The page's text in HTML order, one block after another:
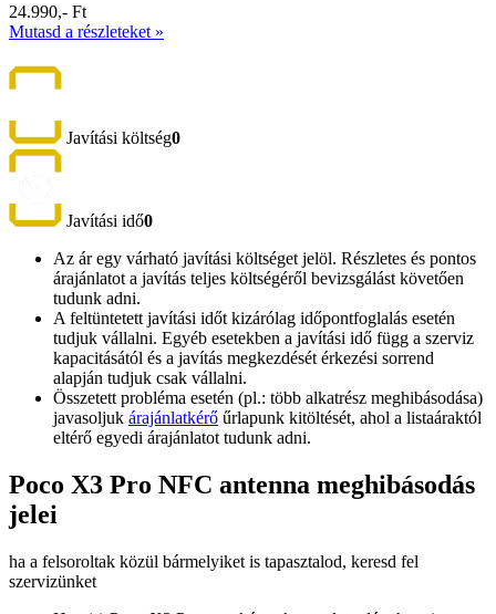
24.990,- Ft
Mutasd a részleteket »
Javítási költség0
Javítási idő0
Az ár egy várható javítási költséget jelöl. Részletes és pontos
árajánlatot a javítás teljes költségéről bevizsgálást követően
tudunk adni.
A feltüntetett javítási időt kizárólag időpontfoglalás esetén
tudjuk vállalni. Egyéb esetekben a javítási idő függ a szerviz
kapacitásától és a javítás megkezdését érkezési sorrend
alapján tudjuk csak vállalni.
Összetett probléma esetén (pl.: több alkatrész meghibásodása)
javasoljuk árajánlatkérő űrlapunk kitöltését, ahol a listaáraktól
eltérő egyedi árajánlatot tudunk adni.
Poco X3 Pro NFC antenna meghibásodás
jelei
ha a felsoroltak közül bármelyiket is tapasztalod, keresd fel
szervizünket